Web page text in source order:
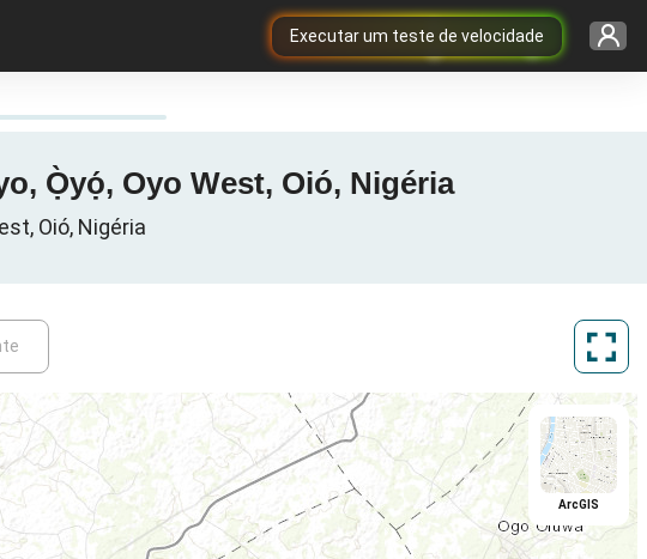
Executar um teste de velocidade
Ọ̀yọ́, Oyo West, Oió, Nigéria
Oió, Nigéria
ArcGIS